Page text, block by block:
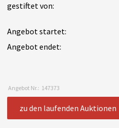
gestiftet von:
Angebot startet:
Angebot endet:
Angebot Nr.: 147373
zu den laufenden Auktionen